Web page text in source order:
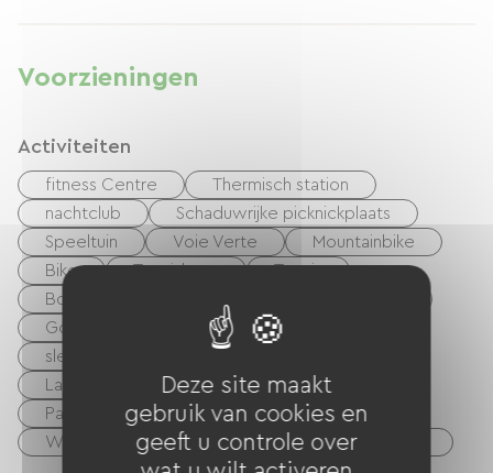
Voorzieningen
Activiteiten
fitness Centre
Thermisch station
nachtclub
Schaduwrijke picknickplaats
Speeltuin
Voie Verte
Mountainbike
Bike
Tennisbaan
Tennis
Boulodrome / Pétanque court
Golf
Wildwatersporten
slee
Langlaufen / Nordic skiën
Ski-de-piste
Paardrijden
wandelen
Vissen
Waterlichaam
Lak Riviere
Deze site maakt
gebruik van cookies en
geeft u controle over